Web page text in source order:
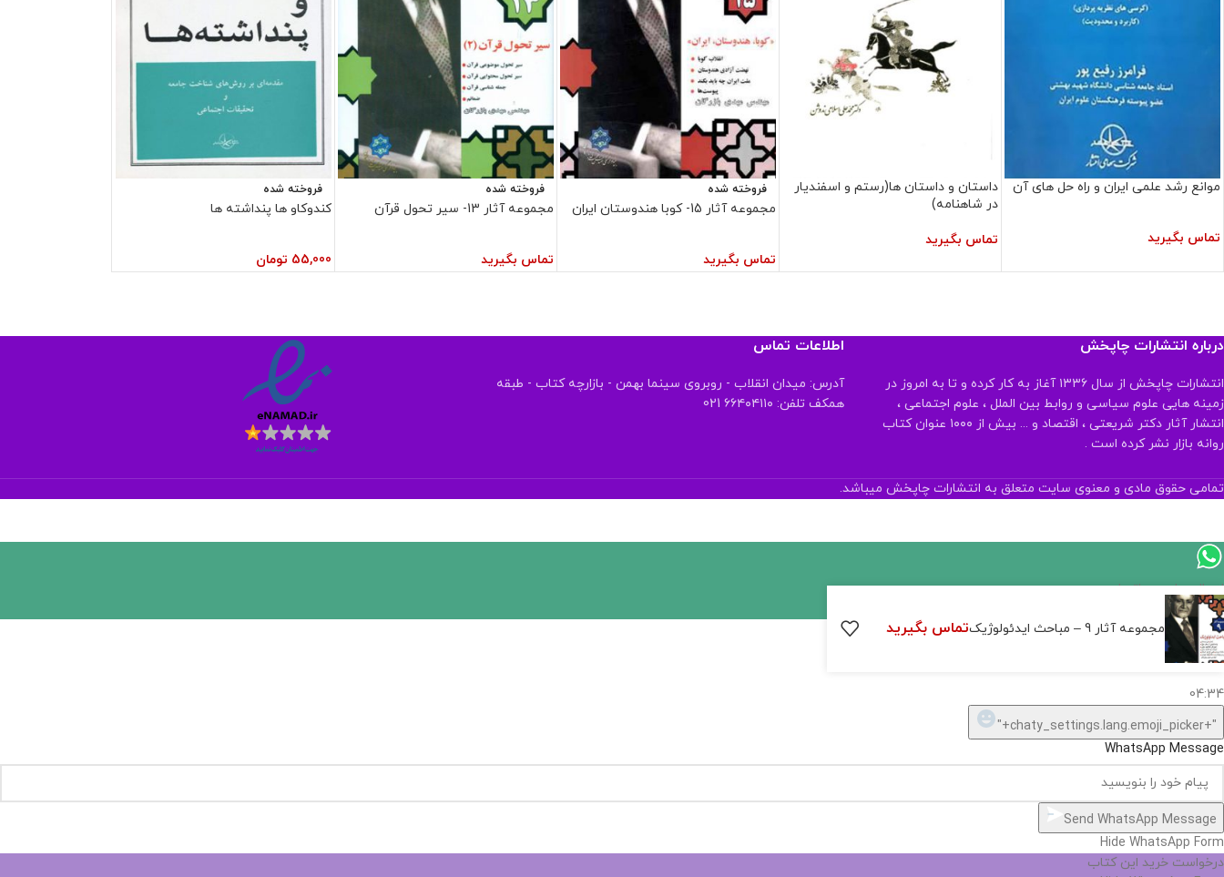
موانع رشد علمی ایران و راه حل های آن
تماس بگیرید
داستان و داستان ها(رستم و اسفندیار
در شاهنامه)
تماس بگیرید
فروخته شده
مجموعه آثار 15- کوبا هندوستان ایران
تماس بگیرید
فروخته شده
مجموعه آثار 13- سیر تحول قرآن
تماس بگیرید
فروخته شده
کندوکاو ها پنداشته ها
55,000 تومان
درباره انتشارات چاپخش
انتشارات چاپخش از سال ۱۳۳۶ آغاز به کار کرده و تا به امروز در
زمینه هایی علوم سیاسی و روابط بین الملل ، علوم اجتماعی ،
انتشار آثار دکتر شریعتی ، اقتصاد و ... بیش از ۱۰۰۰ عنوان کتاب
روانه بازار نشر کرده است .
اطلاعات تماس
آدرس: میدان انقلاب - روبروی سینما بهمن - بازارچه کتاب - طبقه
همکف تلفن: ۶۶۴۰۴۱۱۰ 021
تمامی حقوق مادی و معنوی سایت متعلق به انتشارات چاپخش میباشد.
مجموعه آثار 9 – مباحث ایدئولوژیک تماس بگیرید
ارسال پیام در واتساپ
کارشناس فروش
سلام, چطور میتونم کمکتون کنم؟
04:34
"+chaty_settings.lang.emoji_picker+"
WhatsApp Message
Send WhatsApp Message
Hide WhatsApp Form
درخواست خرید این کتاب